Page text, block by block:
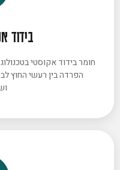
בידוד
חומר בידוד אקוסטי
הפרדה בין רעשי החוץ